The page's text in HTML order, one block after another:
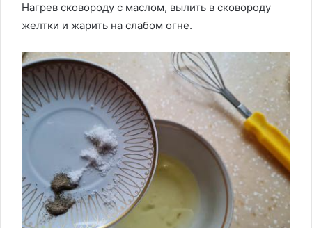
Нагрев сковороду с маслом, вылить в сковороду
желтки и жарить на слабом огне.